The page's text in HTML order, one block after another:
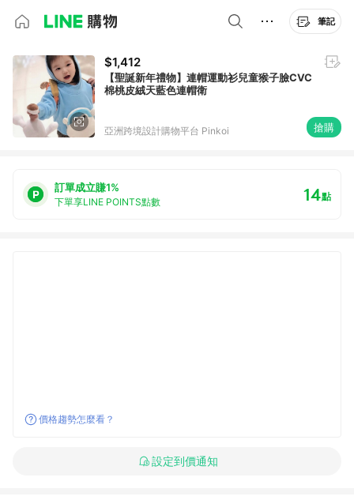
筆記
$1,412
【聖誕新年禮物】連帽運動衫兒童猴子臉CVC
棉桃皮絨天藍色連帽衛
亞洲跨境設計購物平台 Pinkoi 搶購
訂單成立賺1%
下單享LINE POINTS點數 14點
價格趨勢怎麼看？
設定到價通知